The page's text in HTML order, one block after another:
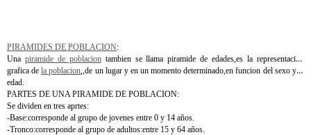
PIRAMIDES DE POBLACION:
Una piramide de poblaciontambien se llama piramide de edades,es la representacion
grafica dela poblacion,,de un lugar y en un momento determinado,en funcion del sexo y la
edad.
PARTES DE UNA PIRAMIDE DE POBLACION:
Se dividen en tres aprtes:
-Base:corresponde al grupo de jovenes entre 0 y 14 años.
-Tronco:corresponde al grupo de adultos:entre 15 y 64 años.